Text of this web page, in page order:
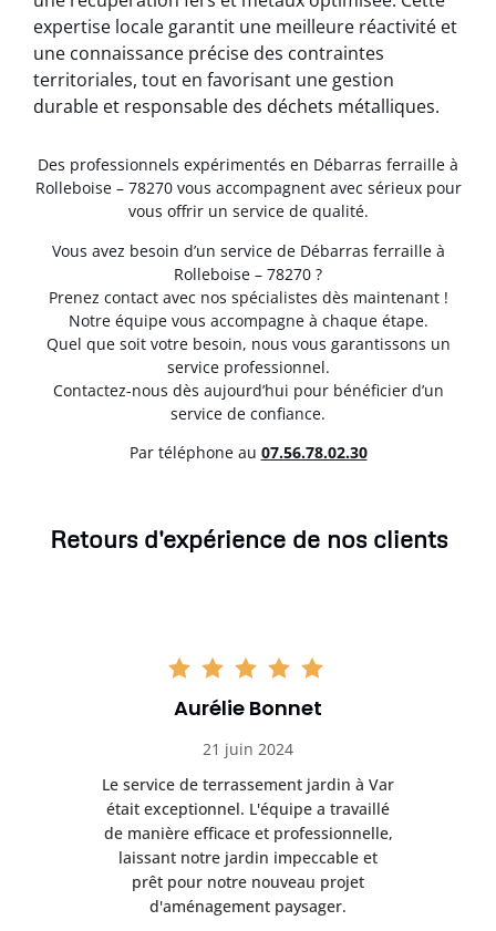
expertise locale garantit une meilleure réactivité et
une connaissance précise des contraintes
territoriales, tout en favorisant une gestion
durable et responsable des déchets métalliques.
Des professionnels expérimentés en Débarras ferraille à
Rolleboise – 78270 vous accompagnent avec sérieux pour
vous offrir un service de qualité.
Vous avez besoin d’un service de Débarras ferraille à
Rolleboise – 78270 ?
Prenez contact avec nos spécialistes dès maintenant !
Notre équipe vous accompagne à chaque étape.
Quel que soit votre besoin, nous vous garantissons un
service professionnel.
Contactez-nous dès aujourd’hui pour bénéficier d’un
service de confiance.
Par téléphone au 07.56.78.02.30
Retours d'expérience de nos clients
Aurélie Bonnet
21 juin 2024
Le service de terrassement jardin à Var
était exceptionnel. L'équipe a travaillé
de manière efficace et professionnelle,
laissant notre jardin impeccable et
prêt pour notre nouveau projet
d'aménagement paysager.